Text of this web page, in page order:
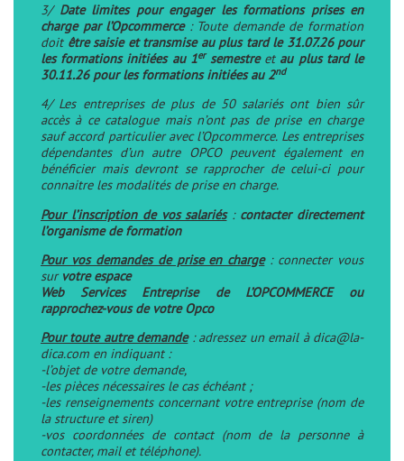
3/ Date limites pour engager les formations prises en
charge par l’Opcommerce: Toute demande de formation
doit être saisie et transmise au plus tard le 31.07.26 pour
les formations initiées au 1ersemestreet au plus tard le
30.11.26 pour les formations initiées au 2nd
4/ Les entreprises de plus de 50 salariés ont bien sûr
accès à ce catalogue mais n’ont pas de prise en charge
sauf accord particulier avec l’Opcommerce. Les entreprises
dépendantes d’un autre OPCO peuvent également en
bénéficier mais devront se rapprocher de celui-ci pour
connaitre les modalités de prise en charge.
Pour l’inscription de vos salariés: contacter directement
l’organisme de formation
Pour vos demandes de prise en charge: connecter vous
sur votre espace
Web Services Entreprise de L’OPCOMMERCE ou
rapprochez-vous de votre Opco
Pour toute autre demande: adressez un email à dica@la-
dica.com en indiquant :
-l’objet de votre demande,
-les pièces nécessaires le cas échéant ;
-les renseignements concernant votre entreprise (nom de
la structure et siren)
-vos coordonnées de contact (nom de la personne à
contacter, mail et téléphone).